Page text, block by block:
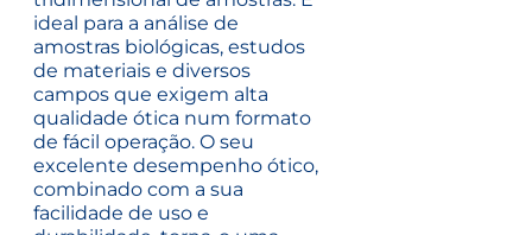
ideal para a análise de
amostras biológicas, estudos
de materiais e diversos
campos que exigem alta
qualidade ótica num formato
de fácil operação. O seu
excelente desempenho ótico,
combinado com a sua
facilidade de uso e